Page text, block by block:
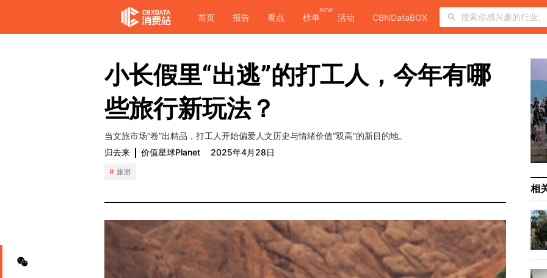
首页 报告 看点 榜单
NEW
活动 CBNDataBOX
小长假里“出逃”的打工人，今年有哪
些旅行新玩法？
当文旅市场“卷”出精品，打工人开始偏爱人文历史与情绪价值“双高”的新目的地。
归去来
价值星球Planet 2025年4月28日
旅游
相